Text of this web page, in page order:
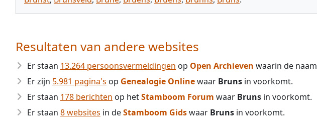
Resultaten van andere websites
Er staan 13.264 persoonsvermeldingen op Open Archieven waarin de naam
Er zijn 5.981 pagina's op Genealogie Onlinewaar Bruns in voorkomt.
Er staan 178 berichten op hetStamboom Forum waar Bruns in voorkomt.
Er staan 8 websites in deStamboom Gidswaar Bruns in voorkomt.